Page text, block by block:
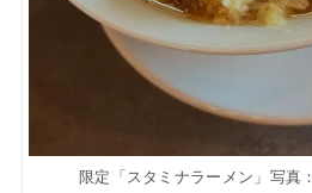
限定「スタミナラーメン」写真：